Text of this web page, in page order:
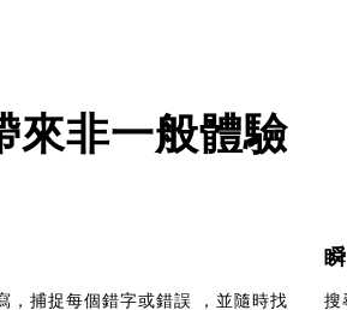
來非一般體驗
，捕捉每個錯字或錯誤 ，並隨時找
搜